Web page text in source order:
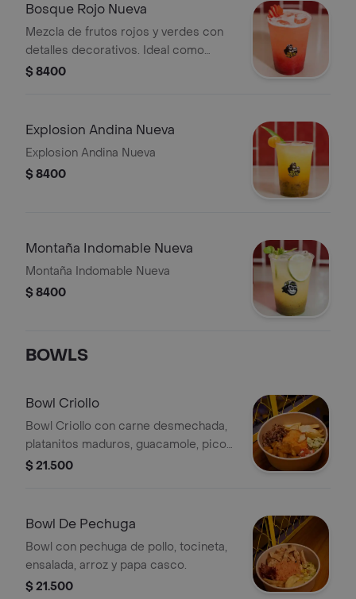
Bosque Rojo Nueva
Mezcla de frutos rojos y verdes con
detalles decorativos. Ideal como
acompañamiento.
$ 8400
Explosion Andina Nueva
Explosion Andina Nueva
$ 8400
Montaña Indomable Nueva
Montaña Indomable Nueva
$ 8400
BOWLS
Bowl Criollo
Bowl Criollo con carne desmechada,
platanitos maduros, guacamole, pico
de gallo, papa casco y arroz.
$ 21.500
Bowl De Pechuga
Bowl con pechuga de pollo, tocineta,
ensalada, arroz y papa casco.
$ 21.500